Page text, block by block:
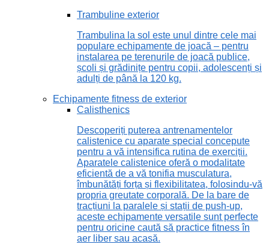
Trambuline exterior
Trambulina la sol este unul dintre cele mai
populare echipamente de joacă – pentru
instalarea pe terenurile de joacă publice,
școli și grădinițe pentru copii, adolescenți și
adulți de până la 120 kg.
Echipamente fitness de exterior
Calisthenics
Descoperiți puterea antrenamentelor
calistenice cu aparate special concepute
pentru a vă intensifica rutina de exerciții.
Aparatele calistenice oferă o modalitate
eficientă de a vă tonifia musculatura,
îmbunătăți forța și flexibilitatea, folosindu-vă
propria greutate corporală. De la bare de
tracțiuni la paralele și stații de push-up,
aceste echipamente versatile sunt perfecte
pentru oricine caută să practice fitness în
aer liber sau acasă.